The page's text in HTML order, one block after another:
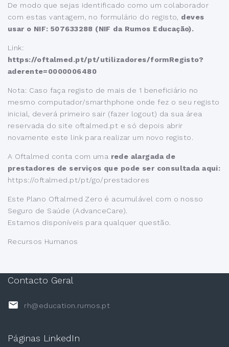
De modo que sejas identificado como um colaborador
com estas vantagem, no formulário do registo, deves
usar o NIF: 507633288 (NIF da Rumos Educação).
Link:
https://oftalmed.pt/pt/utilizadores/formRegisto?
aderente=0000006480
Nota: Caso faça registo de mais de 1 beneficiário no
mesmo computador/smarthphone onde fez o seu registo
inicial, deverá primeiro sair (fazer logout) da sua área
reservada do site oftalmed.pt e só depois abrir
novamente este link para realizar um novo registo.
A Oftalmed conta com uma rede alargada de
prestadores de serviços que pode ser consultada aqui:
https://oftalmed.pt/pt/go/prestadores
Este Plano Oftalmed Zero é acumulável com o nosso
Seguro de Saúde (AdvanceCare).
Estamos disponíveis para qualquer questão.
Recursos Humanos
Contacto Geral
rh@education.rumos.pt
Páginas LinkedIn